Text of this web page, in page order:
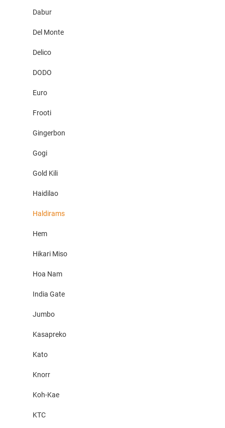
Dabur
Del Monte
Delico
DODO
Euro
Frooti
Gingerbon
Gogi
Gold Kili
Haidilao
Haldirams
Hem
Hikari Miso
Hoa Nam
India Gate
Jumbo
Kasapreko
Kato
Knorr
Koh-Kae
KTC